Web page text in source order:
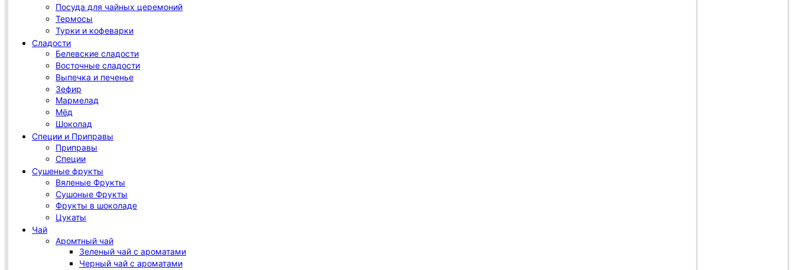
Посуда для чайных церемоний
Термосы
Турки и кофеварки
Сладости
Белевские сладости
Восточные сладости
Выпечка и печенье
Зефир
Мармелад
Мёд
Шоколад
Специи и Приправы
Приправы
Специи
Сушеные фрукты
Вяленые Фрукты
Сушоные Фрукты
Фрукты в шоколаде
Цукаты
Чай
Аромтный чай
Зеленый чай с ароматами
Черный чай с ароматами